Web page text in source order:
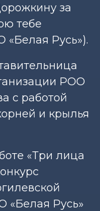
за
тебе
«Белая Русь»).
РОО
с работой
и крылья
«Три лица
«Белая Русь»